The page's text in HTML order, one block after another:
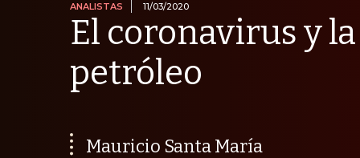
ANALISTAS 11/03/2020
El coronavirus y
petróleo
Mauricio Santa María